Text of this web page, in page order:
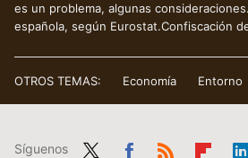
es un problema, algunas
española, según Eurostat.Confiscación
OTROS TEMAS: Economía Entorno
Síguenos